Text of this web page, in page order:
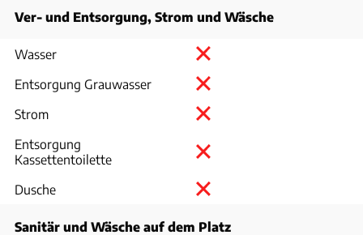
Ver- und Entsorgung, Strom und Wäsche
Wasser
Entsorgung Grauwasser
Strom
Entsorgung
Kassettentoilette
Dusche
Sanitär und Wäsche auf dem Platz